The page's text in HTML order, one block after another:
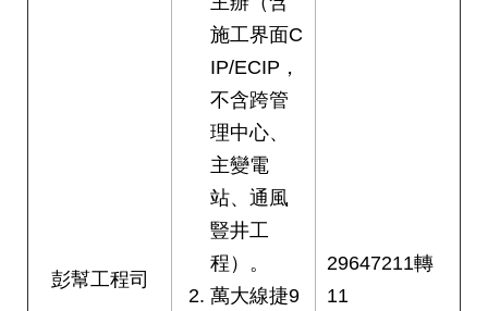
彭幫工程司
施工界面C
IP/ECIP，
不含跨管
理中心、
主變電
站、通風
豎井工
程）。
萬大線捷9
29647211轉
11